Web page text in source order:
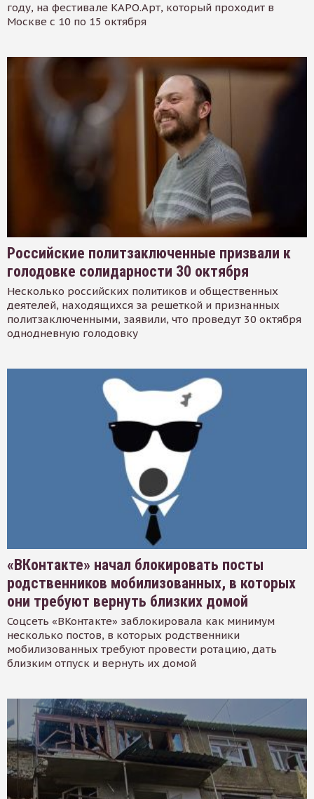
году, на фестивале КАРО.Арт, который проходит в
Москве с 10 по 15 октября
Российские политзаключенные призвали к
голодовке солидарности 30 октября
Несколько российских политиков и общественных
деятелей, находящихся за решеткой и признанных
политзаключенными, заявили, что проведут 30 октября
однодневную голодовку
«ВКонтакте» начал блокировать посты
родственников мобилизованных, в которых
они требуют вернуть близких домой
Соцсеть «ВКонтакте» заблокировала как минимум
несколько постов, в которых родственники
мобилизованных требуют провести ротацию, дать
близким отпуск и вернуть их домой